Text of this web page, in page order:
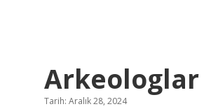
Arkeologlar
Tarih: Aralık 28, 2024